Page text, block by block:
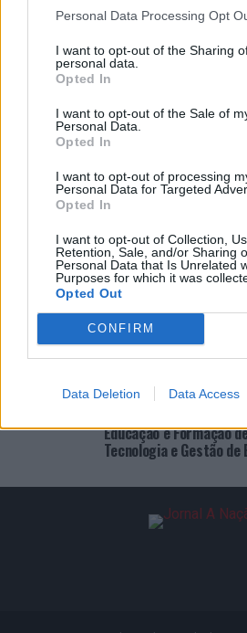
Personal Data Processing Opt
I want to opt-out of the Sharing
personal data.
Opted In
I want to opt-out of the Sale of
Personal Data.
Opted In
I want to opt-out of processing
Personal Data for Targeted
Opted In
I want to opt-out of Collection,
Retention, Sale, and/or Sharing
Personal Data that Is Unrelated
Purposes for which it was
Opted Out
CONFIRM
Data Deletion Data Access
e Gestão de Barcelos
Atelier Nuno Valentim vence
para reabilitar o bairro mais antigo
Ponta Delgada: José Andrade
comunidades açorianas da América
COMENTÁRIOS
ÚLTIMAS
ATUALIDADE
Esposende acolhe
ATUALIDADE
Cinco projetos de
ATUALIDADE 1 dia atrás
Educação e Formação
Tecnologia e Gestão de